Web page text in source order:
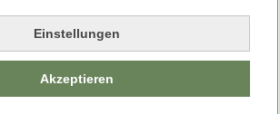
Einstellungen
Akzeptieren